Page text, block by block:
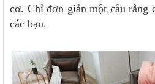
cơ. Chỉ đơn giản một câu rằng
các bạn.